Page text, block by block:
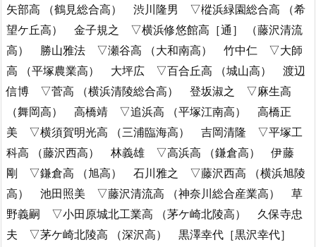
矢部高 （鶴見総合高） 渋川隆男 ▽樅浜緑園総合高 （希
望ケ丘高） 金子規之 ▽横浜修悠館高［通］ （藤沢清流
高） 勝山雅法 ▽瀬谷高 （大和南高） 竹中仁 ▽大師
高 （平塚農業高） 大坪広 ▽百合丘高 （城山高） 渡辺
信博 ▽菅高 （横浜清陵総合高） 登坂淑之 ▽麻生高
（舞岡高） 高橋靖 ▽追浜高 （平塚江南高） 高橋正
美 ▽横須賀明光高 （三浦臨海高） 吉岡清隆 ▽平塚工
科高 （藤沢西高） 林義雄 ▽高浜高 （鎌倉高） 伊藤
剛 ▽鎌倉高 （旭高） 石川雅之 ▽藤沢西高 （横浜旭陵
高） 池田照美 ▽藤沢清流高 （神奈川総合産業高） 草
野義嗣 ▽小田原城北工業高 （茅ケ崎北陵高） 久保寺忠
夫 ▽茅ケ崎北陵高 （深沢高） 黒澤幸代［黒沢幸代］